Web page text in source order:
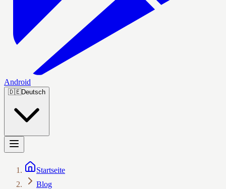
Android
🇩🇪Deutsch
Startseite
Blog